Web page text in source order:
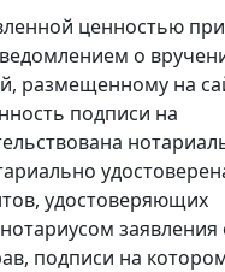
ценностью при
о
размещенному на
подписи на
удостоверяющих
заявления
подписи на